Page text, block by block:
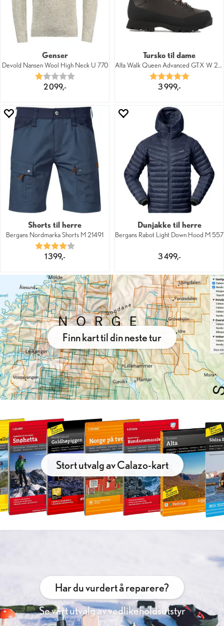
Genser
Devold Nansen Wool High Neck U 770
Karakter:
1.0 av 5 mulige
2 099,-
Tursko til dame
Alfa Walk Queen Advanced GTX W 2000
Karakter:
5.0 av 5
3 999,-
Shorts til herre
Bergans Nordmarka Shorts M 21491
Karakter:
4.0 av 5 mulige
1 399,-
Dunjakke til herre
Bergans Rabot Light Down Hood M 557
3 499,-
Finn kart til din neste tur
Stort utvalg av Calazo-kart
Har du vurdert å reparere?
Se vårt utvalg av vedlikeholdsutstyr